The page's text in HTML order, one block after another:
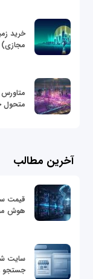
مجازی)
متحول
آخرین مطالب
هوش
سایت